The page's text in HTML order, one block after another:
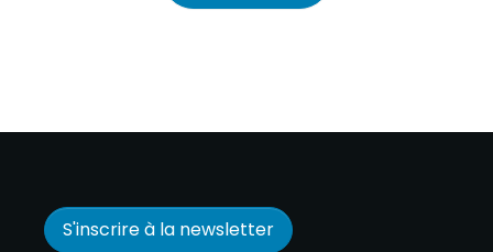
S'inscrire à la newsletter